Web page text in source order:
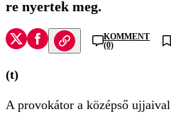
re nyertek meg.
KOMMENT
(0)
(t)
A provokátor a középső ujjaival